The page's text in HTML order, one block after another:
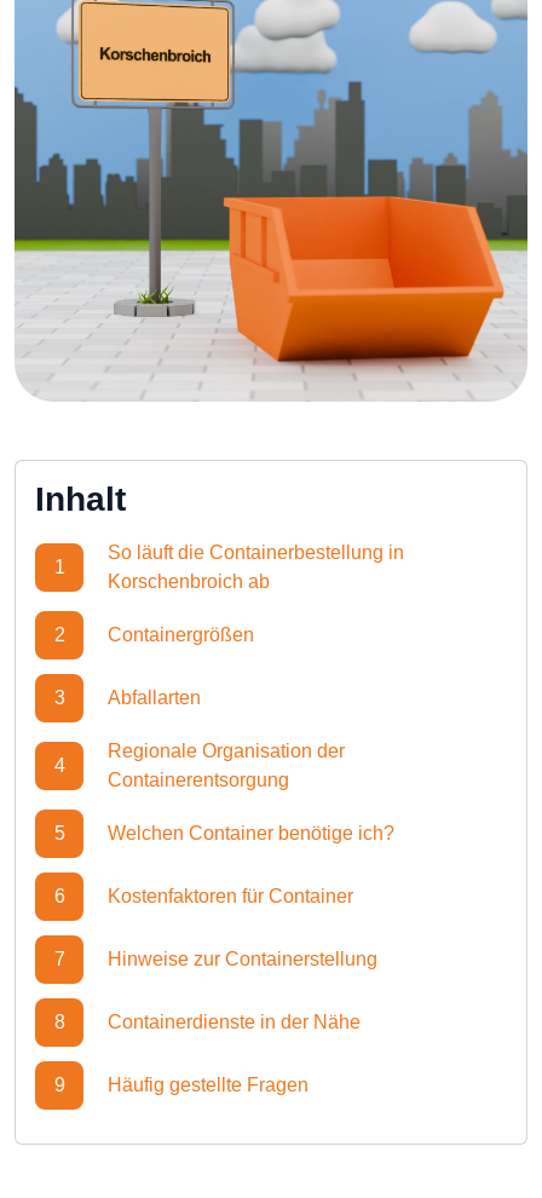
Inhalt
1
So läuft die Containerbestellung in
Korschenbroich ab
2 Containergrößen
3 Abfallarten
4
Regionale Organisation der
Containerentsorgung
5 Welchen Container benötige ich?
6 Kostenfaktoren für Container
7 Hinweise zur Containerstellung
8 Containerdienste in der Nähe
9 Häufig gestellte Fragen